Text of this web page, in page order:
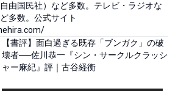
由国民社）など多数。テレビ・ラジオな
多数。公式サイト
【書評】面白過ぎる既存「ブンガク」の破
壊者──佐川恭一『シン・サークルクラッシ
ャー麻紀』評｜古谷経衡